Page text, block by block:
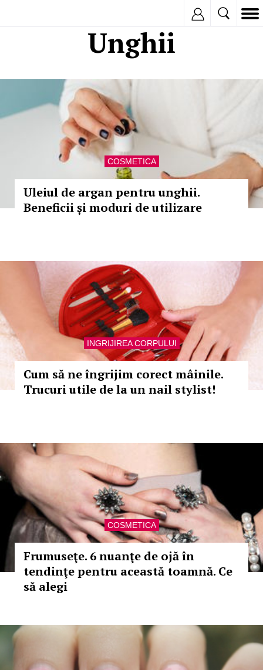
Unghii
COSMETICA
Uleiul de argan pentru unghii.
Beneficii și moduri de utilizare
INGRIJIREA CORPULUI
Cum să ne îngrijim corect mâinile.
Trucuri utile de la un nail stylist!
COSMETICA
Frumuseţe. 6 nuanţe de ojă în
tendinţe pentru această toamnă. Ce
să alegi